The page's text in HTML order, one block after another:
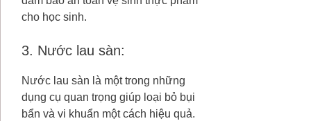
cho học sinh.
3. Nước lau sàn:
Nước lau sàn là một trong những
dụng cụ quan trọng giúp loại bỏ bụi
bẩn và vi khuẩn một cách hiệu quả.